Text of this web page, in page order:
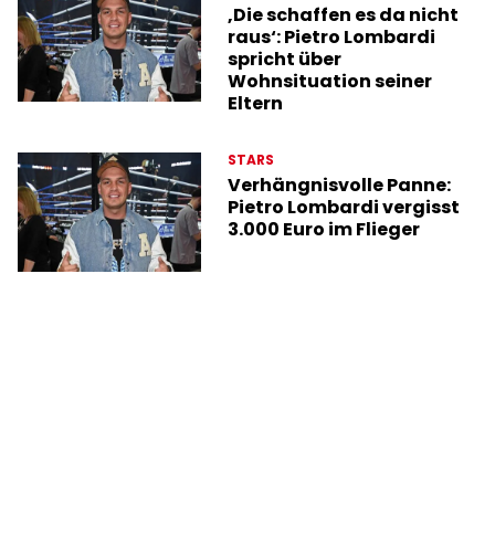
‚Die schaffen es da nicht
raus‘: Pietro Lombardi
spricht über
Wohnsituation seiner
Eltern
STARS
Verhängnisvolle Panne:
Pietro Lombardi vergisst
3.000 Euro im Flieger